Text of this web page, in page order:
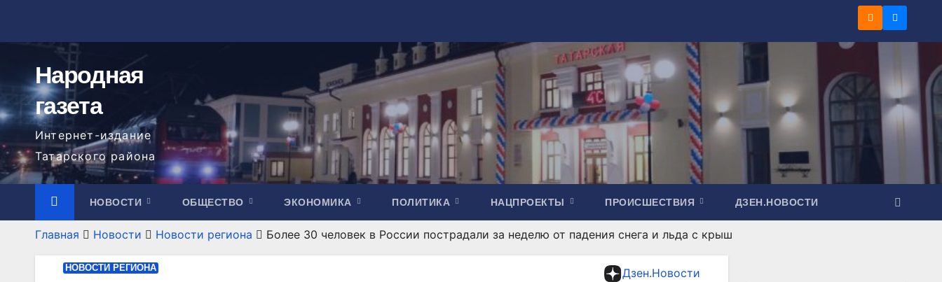
содержимому
Народная
газета
Интернет-издание
Татарского района
НОВОСТИ ОБЩЕСТВО ЭКОНОМИКА ПОЛИТИКА НАЦПРОЕКТЫ ПРОИСШЕСТВИЯ ДЗЕН.НОВОСТИ
Главная Новости Новости региона Более 30 человек в России пострадали за неделю от падения снега и льда с крыш
Дзен.Новости
НОВОСТИ РЕГИОНА